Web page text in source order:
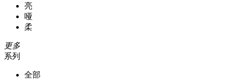
亮
哑
柔
更多
系列
全部